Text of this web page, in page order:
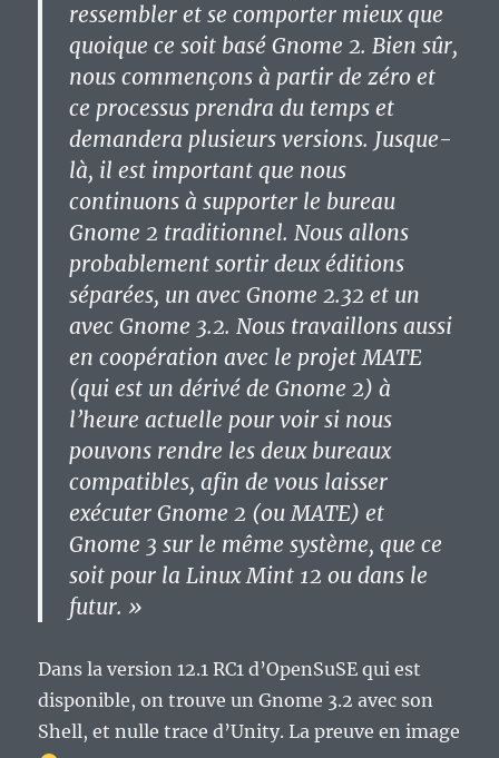
ressembler et se comporter mieux que
quoique ce soit basé Gnome 2. Bien sûr,
nous commençons à partir de zéro et
ce processus prendra du temps et
demandera plusieurs versions. Jusque-
là, il est important que nous
continuons à supporter le bureau
Gnome 2 traditionnel. Nous allons
probablement sortir deux éditions
séparées, un avec Gnome 2.32 et un
avec Gnome 3.2. Nous travaillons aussi
en coopération avec le projet MATE
(qui est un dérivé de Gnome 2) à
l’heure actuelle pour voir si nous
pouvons rendre les deux bureaux
compatibles, afin de vous laisser
exécuter Gnome 2 (ou MATE) et
Gnome 3 sur le même système, que ce
soit pour la Linux Mint 12 ou dans le
futur. »
Dans la version 12.1 RC1 d’OpenSuSE qui est
disponible, on trouve un Gnome 3.2 avec son
Shell, et nulle trace d’Unity. La preuve en image